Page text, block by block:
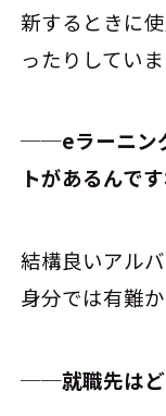
新するときに
ったりしていま
──eラーニン
トがあるんで
結構良いアル
身分では有難か
──就職先はど